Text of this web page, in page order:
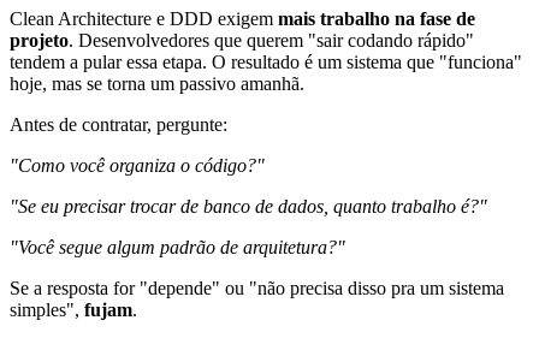
Clean Architecture e DDD exigem mais trabalho na fase de
projeto. Desenvolvedores que querem "sair codando rápido"
tendem a pular essa etapa. O resultado é um sistema que "funciona"
hoje, mas se torna um passivo amanhã.
Antes de contratar, pergunte:
"Como você organiza o código?"
"Se eu precisar trocar de banco de dados, quanto trabalho é?"
"Você segue algum padrão de arquitetura?"
Se a resposta for "depende" ou "não precisa disso pra um sistema
simples", fujam.